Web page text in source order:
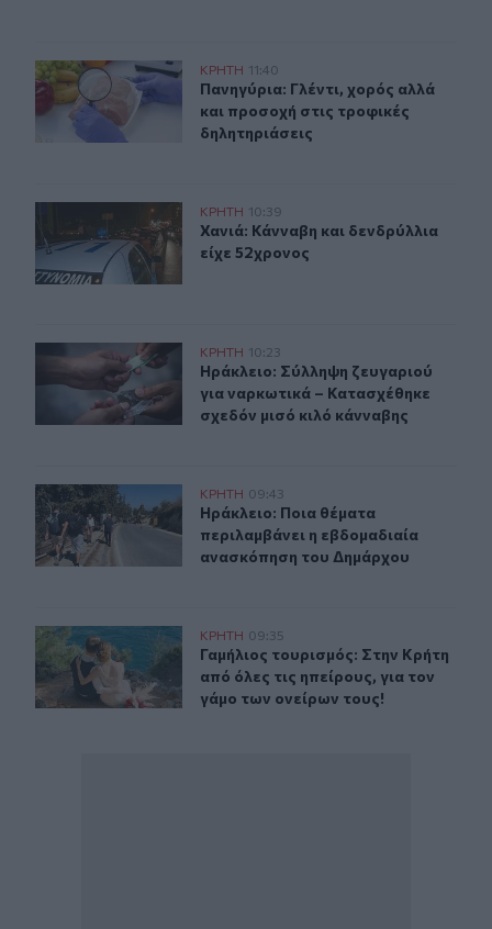
Πανηγύρια: Γλέντι, χορός αλλά και προσοχή στις
ΚΡΗΤΗ 11:40
Πανηγύρια: Γλέντι, χορός αλλά
Πανηγύρια: Γλέντι, χορός αλλά
και προσοχή στις τροφικές
δηλητηριάσεις
Χανιά: Κάνναβη και δενδρύλλια είχε 52χρονος
ΚΡΗΤΗ 10:39
Χανιά: Κάνναβη και δενδρύλλια
Χανιά: Κάνναβη και δενδρύλλια
είχε 52χρονος
Ηράκλειο: Σύλληψη ζευγαριού για ναρκωτικά –
ΚΡΗΤΗ 10:23
Ηράκλειο: Σύλληψη ζευγαριού για
Ηράκλειο: Σύλληψη ζευγαριού
για ναρκωτικά – Κατασχέθηκε
σχεδόν μισό κιλό κάνναβης
Ηράκλειο: Ποια θέματα περιλαμβάνει η εβδομαδιαία
ΚΡΗΤΗ 09:43
Ηράκλειο: Ποια θέματα
Ηράκλειο: Ποια θέματα
περιλαμβάνει η εβδομαδιαία
ανασκόπηση του Δημάρχου
Γαμήλιος τουρισμός: Στην Κρήτη από όλες τις
ΚΡΗΤΗ 09:35
Γαμήλιος τουρισμός: Στην Κρήτη
Γαμήλιος τουρισμός: Στην Κρήτη
από όλες τις ηπείρους, για τον
γάμο των ονείρων τους!